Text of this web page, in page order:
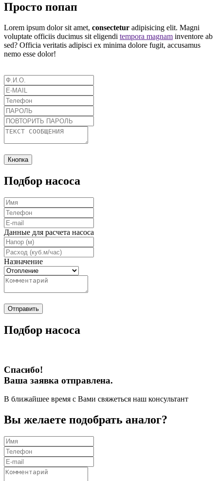
Просто попап
Lorem ipsum dolor sit amet, consectetur adipisicing elit. Magni
voluptate officiis ducimus sit eligendi tempora magnam inventore ab
sed? Officia veritatis adipisci ex minima dolore fugit, accusamus
nemo esse dolor!
Кнопка
Подбор насоса
Данные для расчета насоса
Назначение
Отправить
Подбор насоса
Спасибо!
Ваша заявка отправлена.
В ближайшее время с Вами свяжеться наш консультант
Вы желаете подобрать аналог?